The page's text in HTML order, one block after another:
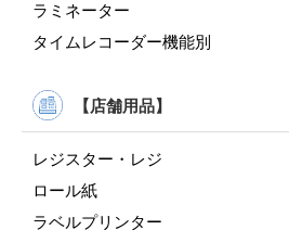
ラミネーター
タイムレコーダー機能別
【店舗用品】
レジスター・レジ
ロール紙
ラベルプリンター